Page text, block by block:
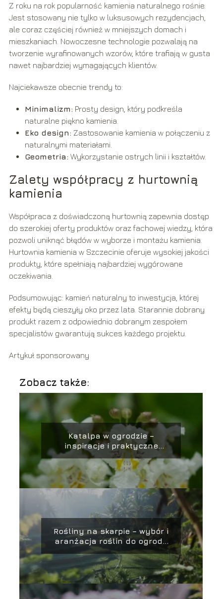
Z roku na rok popularność kamienia naturalnego rośnie.
Jest stosowany nie tylko w luksusowych rezydencjach,
ale coraz częściej również w mniejszych domach i
mieszkaniach. Nowoczesne technologie pozwalają na
tworzenie wyrafinowanych wzorów, które trafiają w gusta
nawet najbardziej wymagających klientów.
Najciekawsze obecnie trendy to:
Minimalizm: Prosty design, który podkreśla
naturalne piękno kamienia.
Eko design: Zastosowanie kamienia w połączeniu z
naturalnymi materiałami.
Geometria: Wykorzystanie ostrych linii i kształtów.
Zalety współpracy z hurtownią
kamienia
Współpraca z doświadczoną hurtownią zapewnia dostęp
do szerokiej oferty produktów oraz fachowej wiedzy, która
pozwoli uniknąć błędów w wyborze i montażu kamienia.
Hurtownia kamienia w Szczecinie oferuje wysokiej jakości
produkty, które spełniają najbardziej wygórowane
oczekiwania.
Podsumowując: kamień naturalny to inwestycja, której
efekty będą cieszyły oko przez lata. Starannie dobrany
produkt razem z odpowiednio dobranym zespołem
specjalistów gwarantują sukces każdego projektu.
Artykuł sponsorowany
Zobacz także:
Katalpa w ogrodzie –
inspiracje i praktyczne
porady
Rośliny na skarpie – wybór i
aranżacja roślin do ogrodu
na skarpie